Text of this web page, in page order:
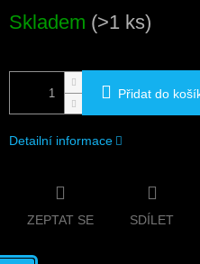
cena:
Skladem (>1 ks)
Přidat do
Detailní informace
ZEPTAT SE SDÍLET